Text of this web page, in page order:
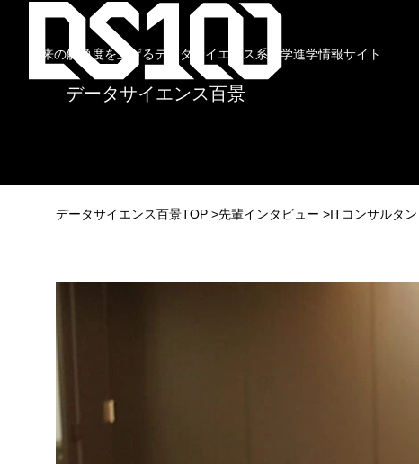
未来の解像度を上げるデータサイエンス系大学進学情報サイト
データサイエンス百景
データサイエンス百景TOP 先輩インタビュー ITコンサルタ